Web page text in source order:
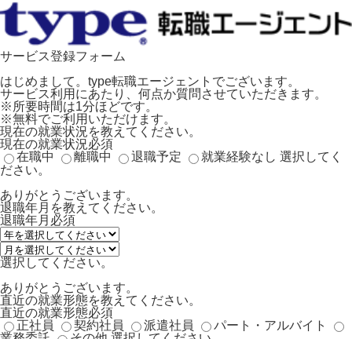
サービス登録フォーム
はじめまして。type転職エージェントでございます。
サービス利用にあたり、何点か質問させていただきます。
※所要時間は1分ほどです。
※無料でご利用いただけます。
現在の就業状況を教えてください。
現在の就業状況必須
在職中
離職中 退職予定 就業経験なし 選択してく
ださい。
ありがとうございます。
退職年月を教えてください。
退職年月 必須
選択してください。
ありがとうございます。
直近の就業形態を教えてください。
直近の就業形態必須
正社員
契約社員 派遣社員
パート・アルバイト